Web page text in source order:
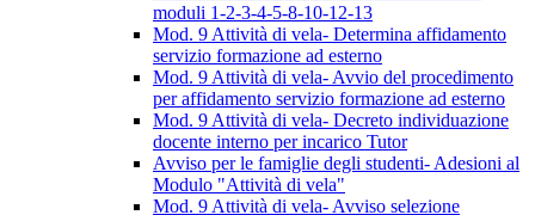
moduli 1-2-3-4-5-8-10-12-13
Mod. 9 Attività di vela- Determina affidamento
servizio formazione ad esterno
Mod. 9 Attività di vela- Avvio del procedimento
per affidamento servizio formazione ad esterno
Mod. 9 Attività di vela- Decreto individuazione
docente interno per incarico Tutor
Avviso per le famiglie degli studenti- Adesioni al
Modulo "Attività di vela"
Mod. 9 Attività di vela- Avviso selezione